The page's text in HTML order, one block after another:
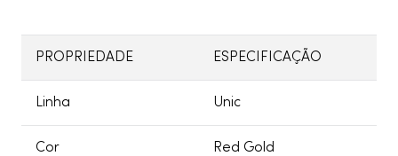
PROPRIEDADE ESPECIFICAÇÃO
Linha Unic
Cor Red Gold